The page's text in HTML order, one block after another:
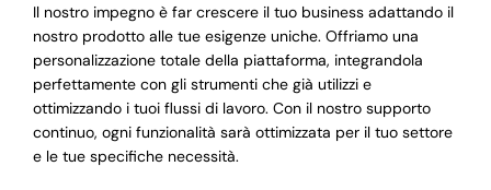
Il nostro impegno è far crescere il tuo business adattando il
nostro prodotto alle tue esigenze uniche. Offriamo una
personalizzazione totale della piattaforma, integrandola
perfettamente con gli strumenti che già utilizzi e
ottimizzando i tuoi flussi di lavoro. Con il nostro supporto
continuo, ogni funzionalità sarà ottimizzata per il tuo settore
e le tue specifiche necessità.